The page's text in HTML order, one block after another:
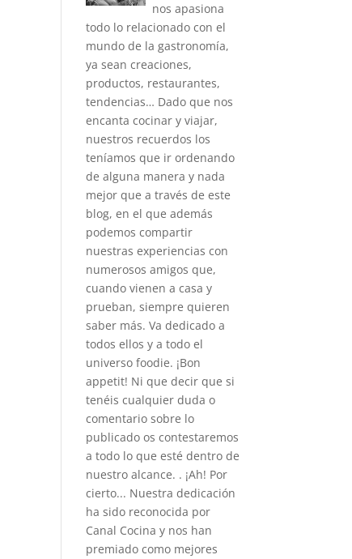
nos apasiona
todo lo relacionado con el
mundo de la gastronomía,
ya sean creaciones,
productos, restaurantes,
tendencias… Dado que nos
encanta cocinar y viajar,
nuestros recuerdos los
teníamos que ir ordenando
de alguna manera y nada
mejor que a través de este
blog, en el que además
podemos compartir
nuestras experiencias con
numerosos amigos que,
cuando vienen a casa y
prueban, siempre quieren
saber más. Va dedicado a
todos ellos y a todo el
universo foodie. ¡Bon
appetit! Ni que decir que si
tenéis cualquier duda o
comentario sobre lo
publicado os contestaremos
a todo lo que esté dentro de
nuestro alcance. . ¡Ah! Por
cierto... Nuestra dedicación
ha sido reconocida por
Canal Cocina y nos han
premiado como mejores